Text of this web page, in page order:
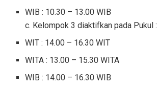
WIB : 10.30 – 13.00 WIB
c. Kelompok 3 diaktifkan pada Pukul :
WIT : 14.00 – 16.30 WIT
WITA : 13.00 – 15.30 WITA
WIB : 14.00 – 16.30 WIB